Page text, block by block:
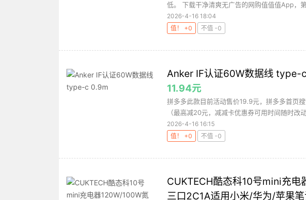
低。 下载干净清爽无广告的网购值值值App，
2026-4-16 18:04
值！ +0
不值 -0
Anker IF认证60W数据线 type-
11.94元
拼多多此款目前活动售价19.9元，拼多多首页
（最高减20元，减减卡优惠券可用时间随时改
2026-4-16 16:15
值！ +0
不值 -0
CUKTECH酷态科10号mini充
三口2C1A适用小米/华为/苹果